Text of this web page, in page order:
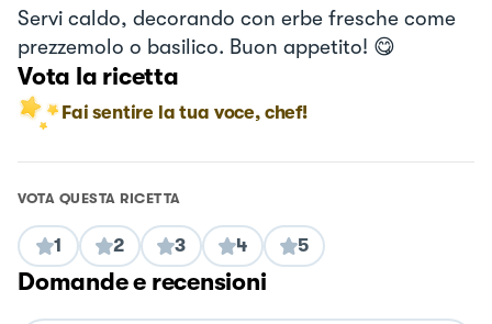
Servi caldo, decorando con erbe fresche come
prezzemolo o basilico. Buon appetito! 😋
Vota la ricetta
Fai sentire la tua voce, chef!
VOTA QUESTA RICETTA
1 2 3 4 5
Domande e recensioni